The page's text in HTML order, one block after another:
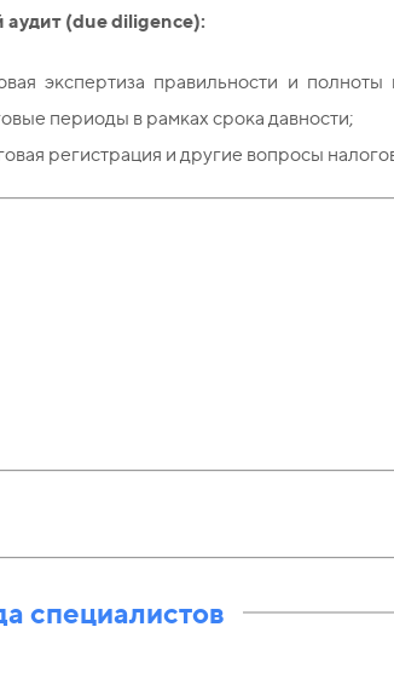
аудит (due diligence):
экспертиза правильности и
периоды в рамках срока давности;
регистрация и другие вопросы
специалистов